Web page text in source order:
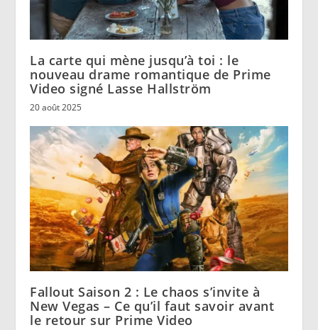
La carte qui mène jusqu’à toi : le
nouveau drame romantique de Prime
Video signé Lasse Hallström
20 août 2025
Fallout Saison 2 : Le chaos s’invite à
New Vegas – Ce qu’il faut savoir avant
le retour sur Prime Video